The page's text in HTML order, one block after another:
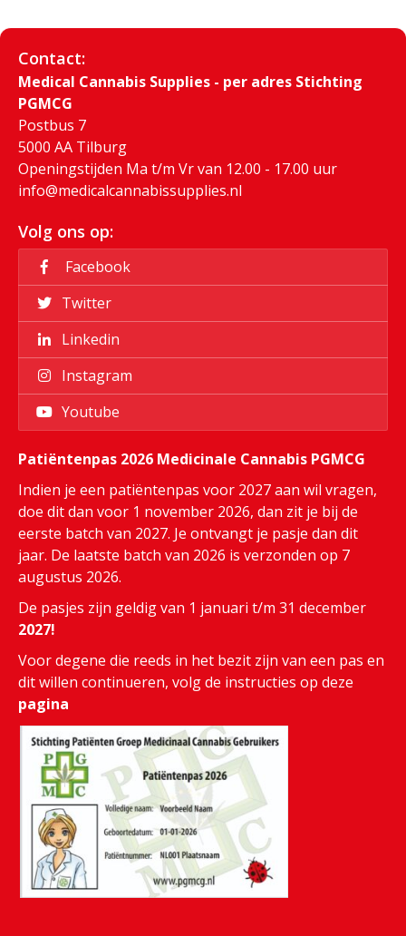
Contact:
Medical Cannabis Supplies - per adres Stichting
PGMCG
Postbus 7
5000 AA Tilburg
Openingstijden Ma t/m Vr van 12.00 - 17.00 uur
info@medicalcannabissupplies.nl
Volg ons op:
Facebook
Twitter
Linkedin
Instagram
Youtube
Patiëntenpas 2026 Medicinale Cannabis PGMCG
Indien je een patiëntenpas voor 2027 aan wil vragen,
doe dit dan voor 1 november 2026, dan zit je bij de
eerste batch van 2027. Je ontvangt je pasje dan dit
jaar. De laatste batch van 2026 is verzonden op 7
augustus 2026.
De pasjes zijn geldig van 1 januari t/m 31 december
2027!
Voor degene die reeds in het bezit zijn van een pas en
dit willen continueren, volg de instructies op deze
pagina